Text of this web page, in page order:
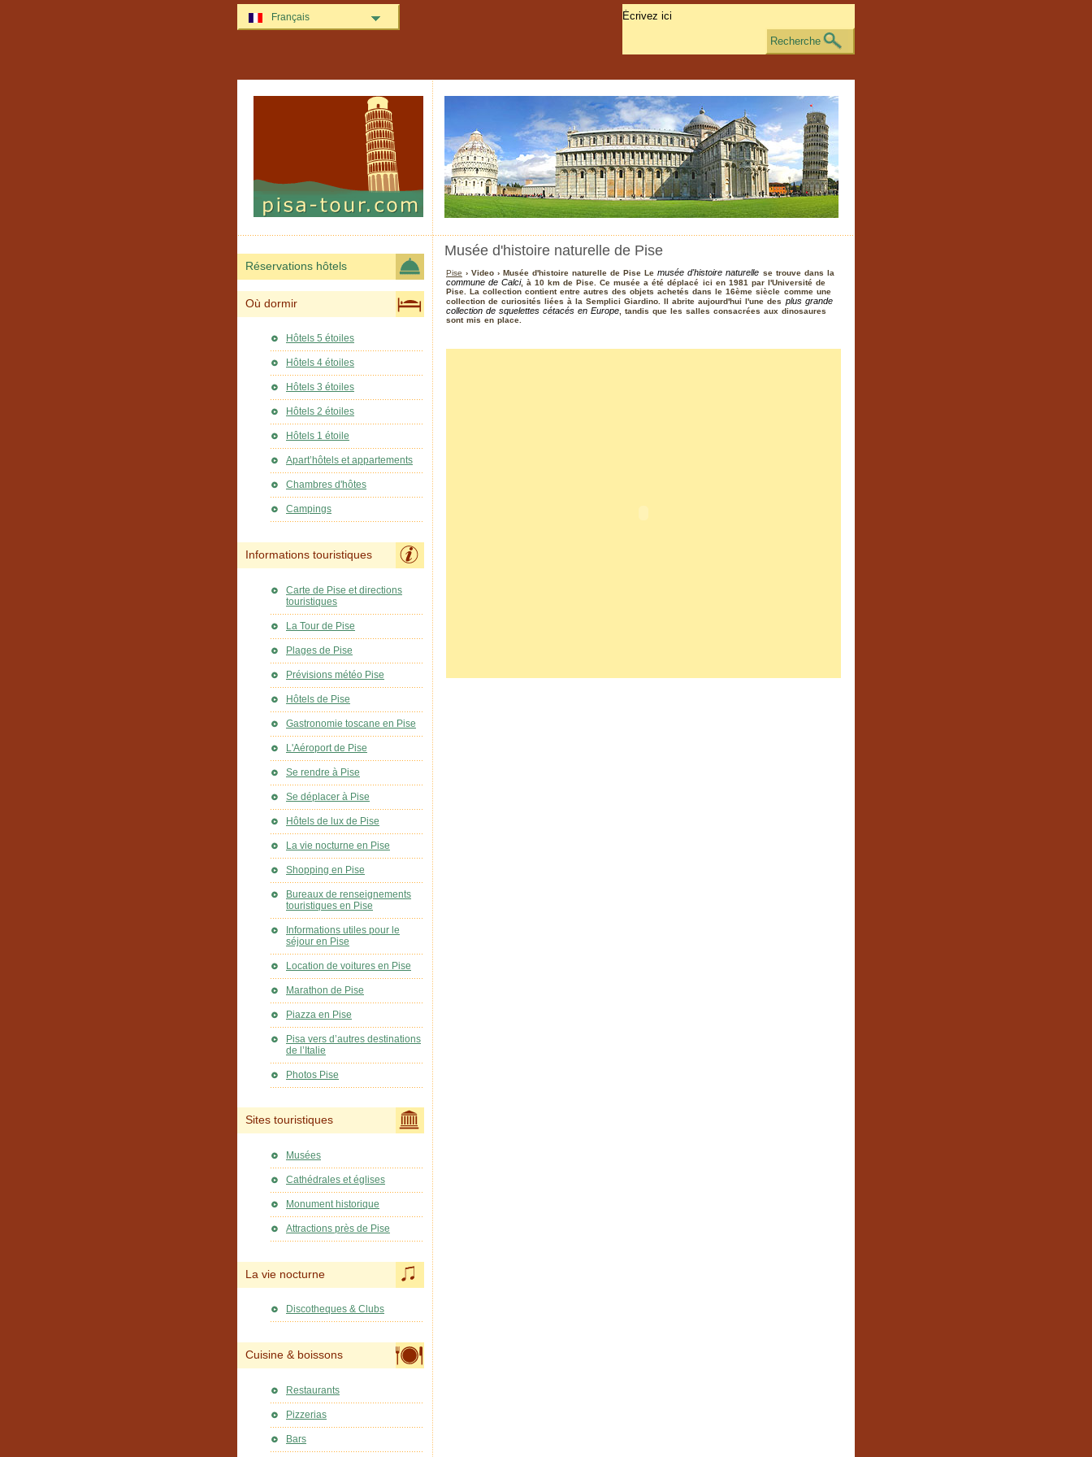
Musée d'histoire naturelle de Pise
Pise › Video › Musée d'histoire naturelle de Pise Lemusée d'histoire naturelle se trouve dans la
commune de Calci, à 10 km de Pise. Ce musée a été déplacé ici en 1981 par l'Université de
Pise. La collection contient entre autres des objets achetés dans le 16ème siècle comme une
collection de curiosités liées à la Semplici Giardino. Il abrite aujourd'hui l'une des plus grande
collection de squelettes cétacés en Europe , tandis que les salles consacrées aux dinosaures
sont mis en place.
Réservations hôtels
Où dormir
Hôtels 5 étoiles
Hôtels 4 étoiles
Hôtels 3 étoiles
Hôtels 2 étoiles
Hôtels 1 étoile
Apart’hôtels et appartements
Chambres d'hôtes
Campings
Informations touristiques
Carte de Pise et directions
touristiques
La Tour de Pise
Plages de Pise
Prévisions météo Pise
Hôtels de Pise
Gastronomie toscane en Pise
L'Aéroport de Pise
Se rendre à Pise
Se déplacer à Pise
Hôtels de lux de Pise
La vie nocturne en Pise
Shopping en Pise
Bureaux de renseignements
touristiques en Pise
Informations utiles pour le
séjour en Pise
Location de voitures en Pise
Marathon de Pise
Piazza en Pise
Pisa vers d’autres destinations
de l’Italie
Photos Pise
Sites touristiques
Musées
Cathédrales et églises
Monument historique
Attractions près de Pise
La vie nocturne
Discotheques & Clubs
Cuisine & boissons
Restaurants
Pizzerias
Bars
Français
Recherche